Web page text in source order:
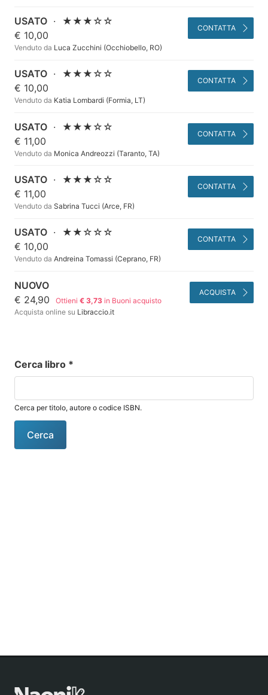
USATO ·
★★★☆☆
€ 10,00
Venduto da Luca Zucchini (Occhiobello, RO)
CONTATTA
USATO ·
★★★☆☆
€ 10,00
Venduto da Katia Lombardi (Formia, LT)
CONTATTA
USATO ·
★★★☆☆
€ 11,00
Venduto da Monica Andreozzi (Taranto, TA)
CONTATTA
USATO ·
★★★☆☆
€ 11,00
Venduto da Sabrina Tucci (Arce, FR)
CONTATTA
USATO ·
★★☆☆☆
€ 10,00
Venduto da Andreina Tomassi (Ceprano, FR)
CONTATTA
NUOVO
€ 24,90
Ottieni€ 3,73 in Buoni acquisto
Acquista online su Libraccio.it
ACQUISTA
Cerca libro *
Cerca per titolo, autore o codice ISBN.